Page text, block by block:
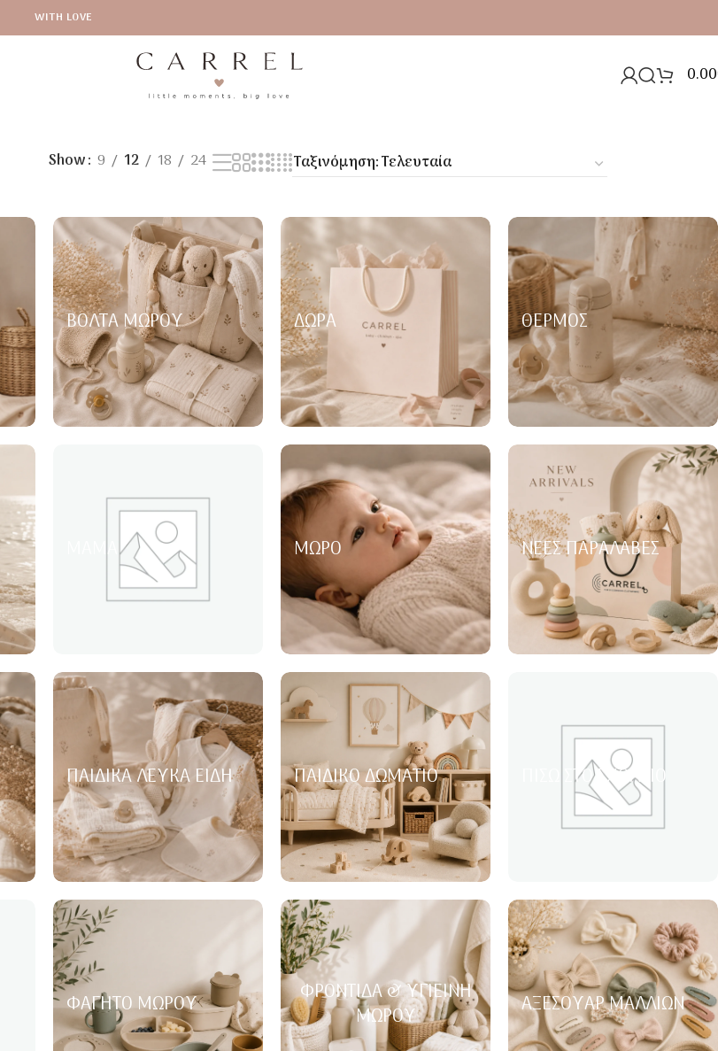
WITH LOVE
0.00
Show 9 12 18 24
ΒΌΛΤΑ ΜΩΡΟΎ ΔΏΡΑ ΘΕΡΜΌΣ
ΜΩΡΌ ΝΈΕΣ ΠΑΡΑΛΑΒΈΣ
ΠΑΙΔΙΚΆ ΛΕΥΚΆ ΕΊΔΗ ΠΑΙΔΙΚΌ ΔΩΜΆΤΙΟ ΠΊΣΩ ΣΤΟ ΣΧΟΛΕΊΟ
ΦΑΓΗΤΌ ΜΩΡΟΎ
ΦΡΟΝΤΊΔΑ & ΥΓΙΕΙΝΉ
ΜΩΡΟΎ
ΑΞΕΣΟΥΆΡ ΜΑΛΛΙΏΝ